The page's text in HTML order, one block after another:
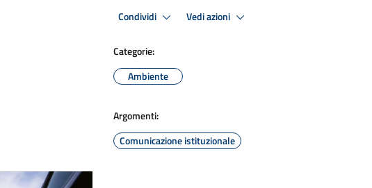
Condividi Vedi azioni
Categorie:
Ambiente
Argomenti:
Comunicazione istituzionale